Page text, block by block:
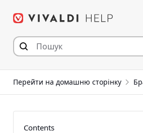
Перейти на домашню сторінку
Contents